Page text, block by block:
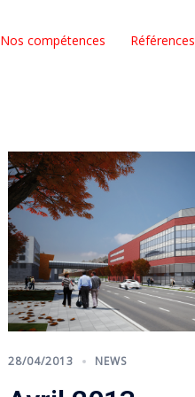
Nos compétences Références
28/04/2013 NEWS